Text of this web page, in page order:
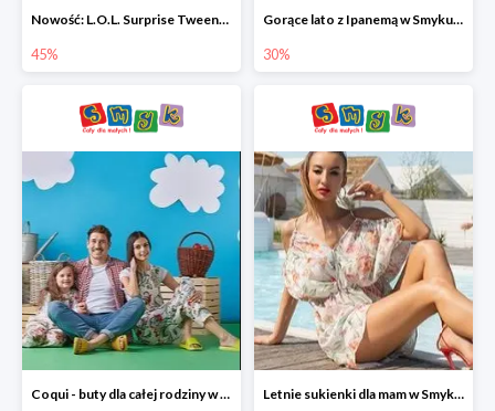
Nowość: L.O.L. Surprise Tweens Doll w Smyku do -45%
45%
Gorące lato z Ipanemą w Smyku do -30%
30%
Coqui - buty dla całej rodziny w Smyku do -20% Letnie sukienki dla mam w Smyku do -25%